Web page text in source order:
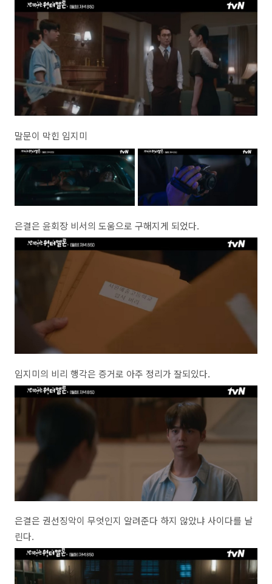
말문이 막힌 임지미
은결은 윤회장 비서의 도움으로 구해지게 되었다.
임지미의 비리 행각은 증거로 아주 정리가 잘되있다.
은결은 권선징악이 무엇인지 알려준다 하지 않았냐 사이다를 날
린다.